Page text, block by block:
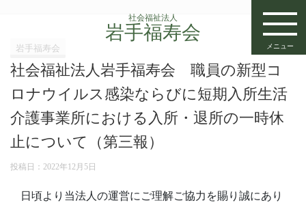
社会福祉法人
岩手福寿会
メニュー
岩手福寿会
社会福祉法人岩手福寿会 職員の新型コ
ロナウイルス感染ならびに短期入所生活
介護事業所における入所・退所の一時休
止について（第三報）
投稿日： 2022年12月5日
日頃より当法人の運営にご理解ご協力を賜り誠にあり